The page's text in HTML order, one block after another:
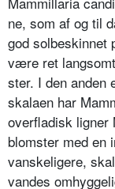
ne, som af og til
god solbeskinnet
være ret
ster. I den anden
skalaen har
overfladisk ligner
blomster med en
vanskeligere,
vandes